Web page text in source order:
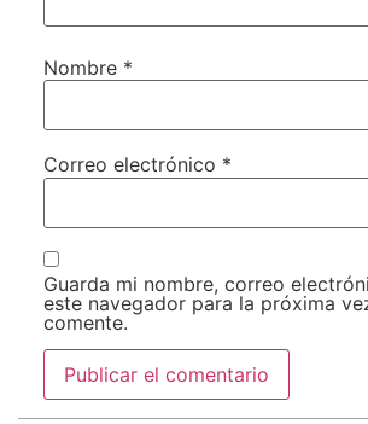
Nombre *
Correo electrónico *
Guarda mi nombre, correo
este navegador para la próxima
comente.